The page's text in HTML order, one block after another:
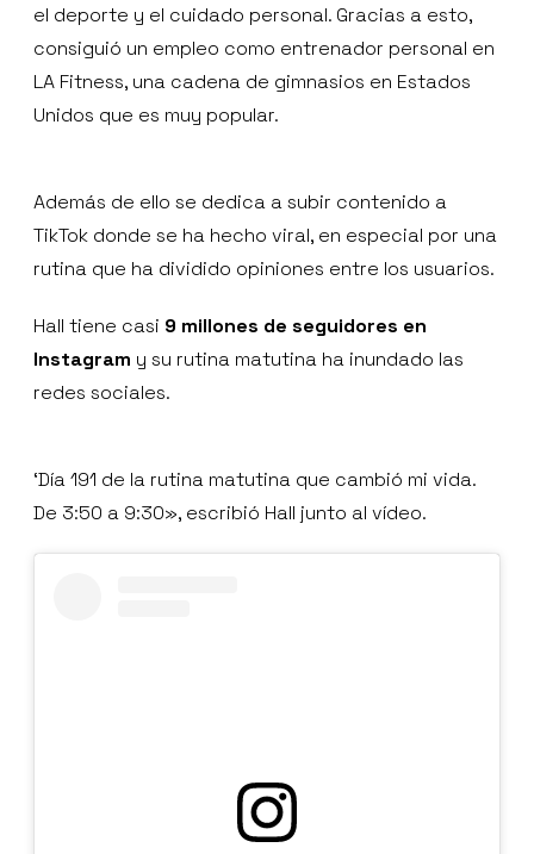
el deporte y el cuidado personal. Gracias a esto,
consiguió un empleo como entrenador personal en
LA Fitness, una cadena de gimnasios en Estados
Unidos que es muy popular.
Además de ello se dedica a subir contenido a
TikTok donde se ha hecho viral, en especial por una
rutina que ha dividido opiniones entre los usuarios.
Hall tiene casi 9 millones de seguidores en
Instagram y su rutina matutina ha inundado las
redes sociales.
‘Día 191 de la rutina matutina que cambió mi vida.
De 3:50 a 9:30», escribió Hall junto al vídeo.